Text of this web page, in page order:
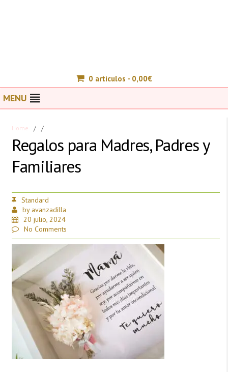
0 articulos - 0,00€
MENU
Home / /
Regalos para Madres, Padres y
Familiares
Standard
by avanzadilla
20 julio, 2024
No Comments